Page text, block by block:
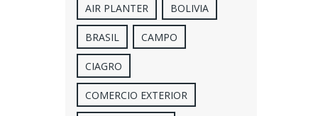
AIR PLANTER BOLIVIA
BRASIL CAMPO
CIAGRO
COMERCIO EXTERIOR